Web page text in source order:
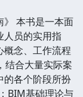
》 本书是一本面
人员的实用指
念、工作流程
结合大量实际案
的各个阶段所扮
BIM基础理论与